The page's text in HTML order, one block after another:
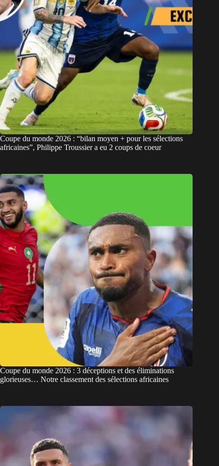
Coupe du monde 2026 : “bilan moyen + pour les sélections
africaines”, Philippe Troussier a eu 2 coups de coeur
Coupe du monde 2026 : 3 déceptions et des éliminations
glorieuses… Notre classement des sélections africaines